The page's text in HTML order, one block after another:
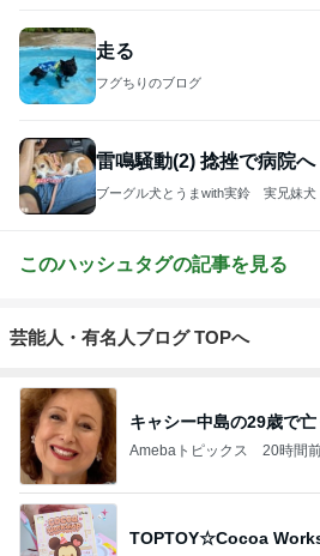
走る
フグちりのブログ
雷鳴騒動(2) 捻挫で病院へ
ブーグル犬とうまwith実鈴 実兄妹犬
このハッシュタグの記事を見る
芸能人・有名人ブログ TOPへ
キャシー中島の29歳で
Amebaトピックス 20時間
TOPTOY☆Cocoa